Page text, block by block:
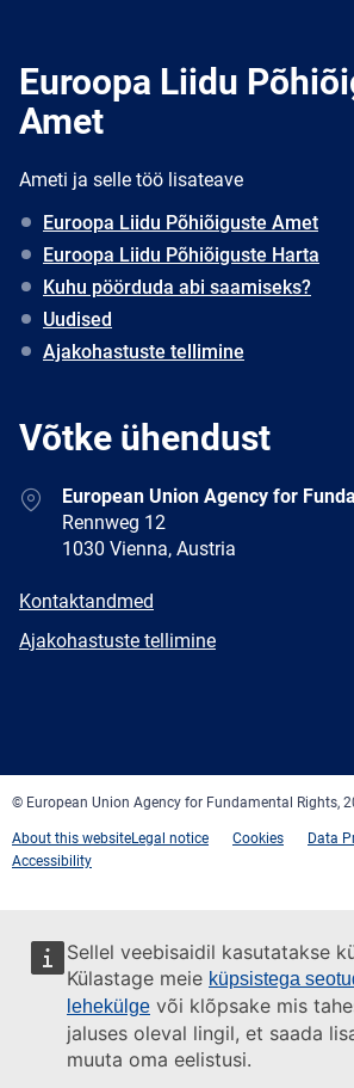
Sellel veebisaidil kasutatakse
Külastage meie küpsistega
lehekülge või klõpsake mis
jaluses oleval lingil, et saada
muuta oma eelistusi.
Euroopa Liidu
Amet
Ameti ja selle töö lisateave
Euroopa Liidu Põhiõiguste Amet
Euroopa Liidu Põhiõiguste Harta
Kuhu pöörduda abi saamiseks?
Uudised
Ajakohastuste tellimine
Võtke ühendust
AddressEuropean Union Agency for
Rennweg 12
1030 Vienna, Austria
E-
Kontaktandmed
Newsletter
Ajakohastuste tellimine
© European Union Agency for Fundamental Rights,
About this websiteLegal notice Cookies
Data
Accessibility